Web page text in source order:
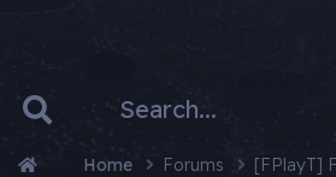
Home Forums [FPlayT]